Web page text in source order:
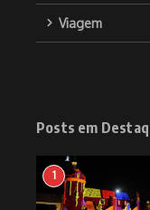
Viagem
Posts em
1